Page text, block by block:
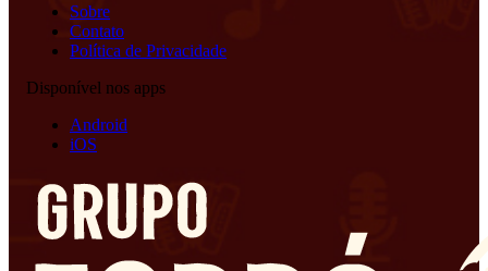
Sobre
Contato
Política de Privacidade
Disponível nos apps
Android
iOS